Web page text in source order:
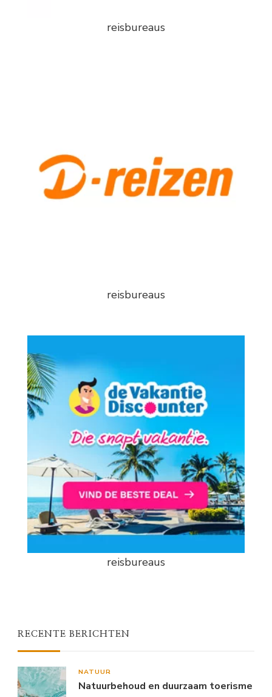
reisbureaus
reisbureaus
reisbureaus
RECENTE BERICHTEN
NATUUR
Natuurbehoud en duurzaam toerisme